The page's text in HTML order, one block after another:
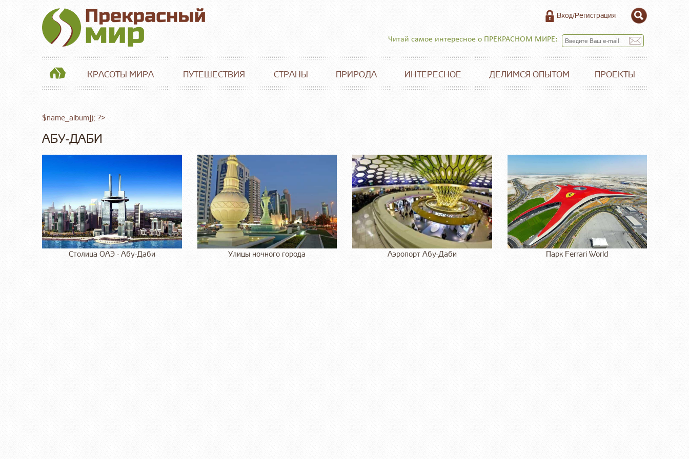
Вход/Регистрация
Читай самое интересное о ПРЕКРАСНОМ МИРЕ:
КРАСОТЫ МИРА ПУТЕШЕСТВИЯ СТРАНЫ ПРИРОДА ИНТЕРЕСНОЕ ДЕЛИМСЯ ОПЫТОМ ПРОЕКТЫ
$name_album]); ?>
АБУ-ДАБИ
Столица ОАЭ - Абу-Даби Улицы ночного города Аэропорт Абу-Даби Парк Ferrari World